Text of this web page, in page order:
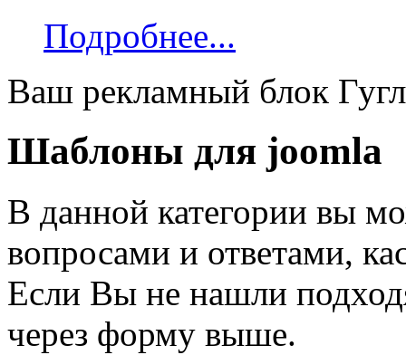
Подробнее...
Ваш рекламный блок
Шаблоны для joomla
В данной категории вы
вопросами и ответами,
Если Вы не нашли
через форму выше.